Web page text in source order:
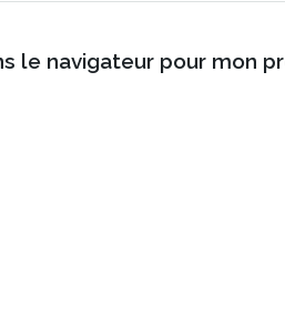
le navigateur pour mon